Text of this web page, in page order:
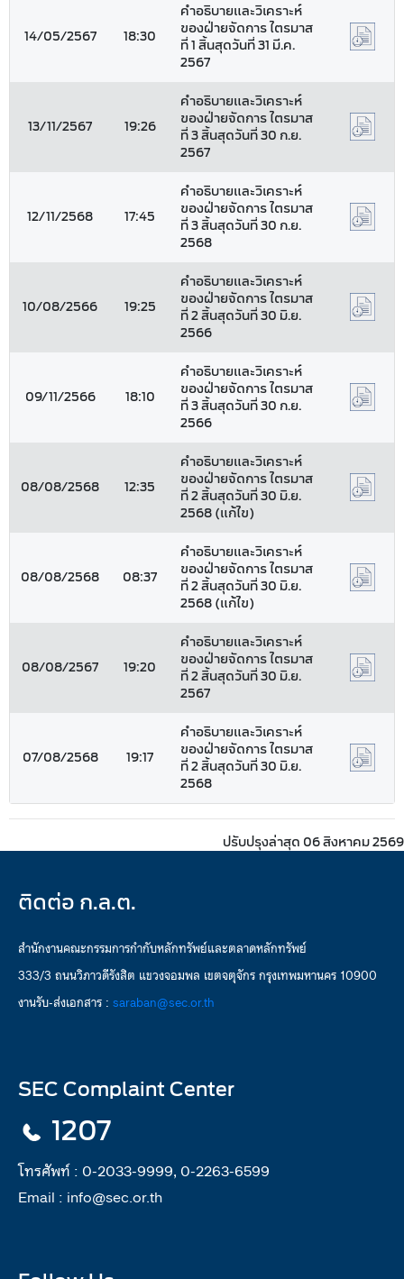
14/05/2567 18:30
คำอธิบายและวิเคราะห์
ของฝ่ายจัดการ ไตรมาส
ที่ 1 สิ้นสุดวันที่ 31 มี.ค.
2567
13/11/2567 19:26
คำอธิบายและวิเคราะห์
ของฝ่ายจัดการ ไตรมาส
ที่ 3 สิ้นสุดวันที่ 30 ก.ย.
2567
12/11/2568 17:45
คำอธิบายและวิเคราะห์
ของฝ่ายจัดการ ไตรมาส
ที่ 3 สิ้นสุดวันที่ 30 ก.ย.
2568
10/08/2566 19:25
คำอธิบายและวิเคราะห์
ของฝ่ายจัดการ ไตรมาส
ที่ 2 สิ้นสุดวันที่ 30 มิ.ย.
2566
09/11/2566 18:10
คำอธิบายและวิเคราะห์
ของฝ่ายจัดการ ไตรมาส
ที่ 3 สิ้นสุดวันที่ 30 ก.ย.
2566
08/08/2568 12:35
คำอธิบายและวิเคราะห์
ของฝ่ายจัดการ ไตรมาส
ที่ 2 สิ้นสุดวันที่ 30 มิ.ย.
2568 (แก้ไข)
08/08/2568 08:37
คำอธิบายและวิเคราะห์
ของฝ่ายจัดการ ไตรมาส
ที่ 2 สิ้นสุดวันที่ 30 มิ.ย.
2568 (แก้ไข)
08/08/2567 19:20
คำอธิบายและวิเคราะห์
ของฝ่ายจัดการ ไตรมาส
ที่ 2 สิ้นสุดวันที่ 30 มิ.ย.
2567
07/08/2568 19:17
คำอธิบายและวิเคราะห์
ของฝ่ายจัดการ ไตรมาส
ที่ 2 สิ้นสุดวันที่ 30 มิ.ย.
2568
ปรับปรุงล่าสุด 06 สิงหาคม 2569
ติดต่อ ก.ล.ต.
สำนักงานคณะกรรมการกำกับหลักทรัพย์และตลาดหลักทรัพย์
333/3 ถนนวิภาวดีรังสิต แขวงจอมพล เขตจตุจักร กรุงเทพมหานคร 10900
งานรับ-ส่งเอกสาร : saraban@sec.or.th
SEC Complaint Center
1207
โทรศัพท์ : 0-2033-9999, 0-2263-6599
Email : info@sec.or.th